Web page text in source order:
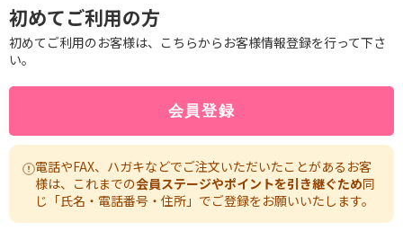
初めてご利用の方
初めてご利用のお客様は、こちらからお客様情報登録を行って下さ
い。
電話やFAX、ハガキなどでご注文いただいたことがあるお客
様は、これまでの会員ステージやポイントを引き継ぐため同
じ「氏名・電話番号・住所」でご登録をお願いいたします。